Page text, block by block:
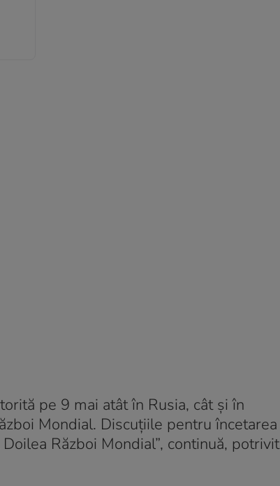
pe 9 mai atât în Rusia, cât și în
Mondial. Discuțiile pentru încetarea
Război Mondial”, continuă, potrivit